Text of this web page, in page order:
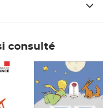
consulté
Prix 6,25€ HT